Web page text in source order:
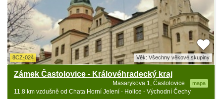
8CZ-024 Věk: Všechny věkové skupiny
Zámek Častolovice - Královéhradecký kraj
Masarykova 1, Častolovice mapa
11.8 km vzdušně od Chata Horní Jelení - Holice - Východní Čechy